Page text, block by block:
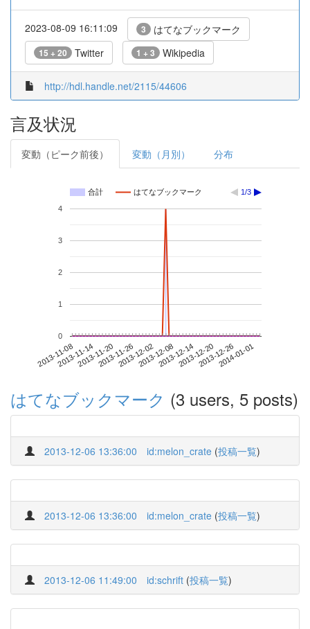
2023-08-09 16:11:09 3 はてなブックマーク
15 + 20 Twitter 1 + 3 Wikipedia
http://hdl.handle.net/2115/44606
言及状況
変動（ピーク前後） 変動（月別） 分布
合計 はてなブックマーク 1/3
2013-11-082013-11-142013-11-202013-11-262013-12-022013-12-082013-12-142013-12-202013-12-262014-01-01
0
1
2
3
4
はてなブックマーク (3 users, 5 posts)
2013-12-06 13:36:00 id:melon_crate (投稿一覧)
2013-12-06 13:36:00 id:melon_crate (投稿一覧)
2013-12-06 11:49:00 id:schrift (投稿一覧)